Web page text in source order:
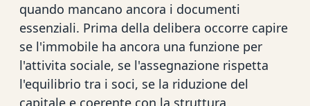
quando mancano ancora i documenti
essenziali. Prima della delibera occorre capire
se l'immobile ha ancora una funzione per
l'attivita sociale, se l'assegnazione rispetta
l'equilibrio tra i soci, se la riduzione del